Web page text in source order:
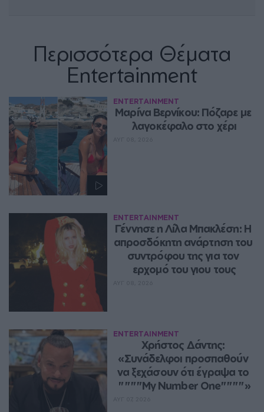
Περισσότερα Θέματα
Entertainment
ENTERTAINMENT
Μαρίνα Βερνίκου: Πόζαρε με
λαγοκέφαλο στο χέρι
ENTERTAINMENT
Γέννησε η Λίλα Μπακλέση: Η
απροσδόκητη ανάρτηση του
συντρόφου της για τον
ερχομό του γιου τους
ENTERTAINMENT
Χρήστος Δάντης:
«Συνάδελφοι προσπαθούν
να ξεχάσουν ότι έγραψα το
""""My Number One""""»